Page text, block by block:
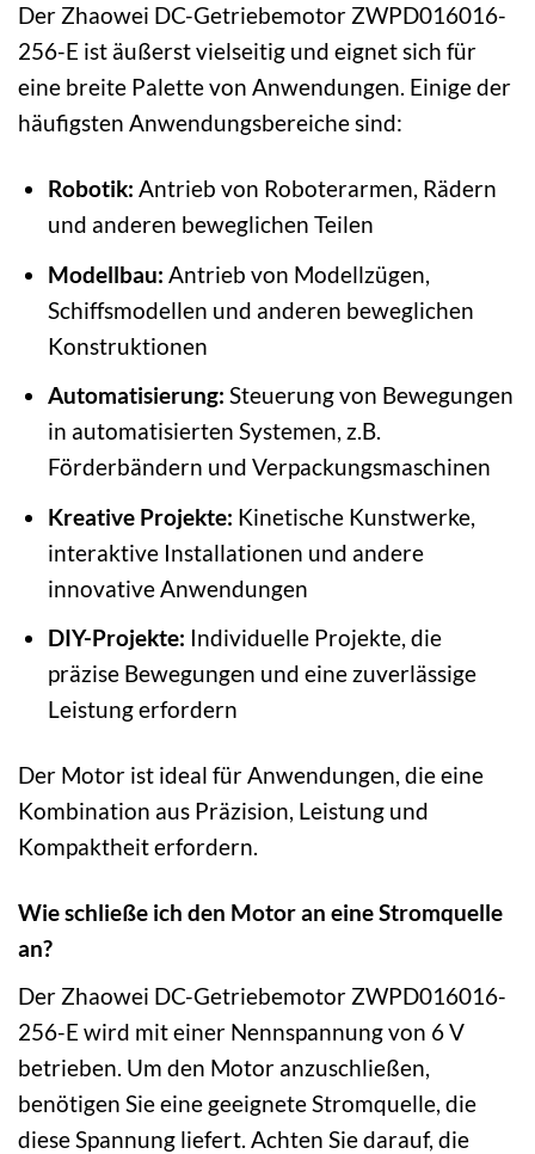
Der Zhaowei DC-Getriebemotor ZWPD016016-
256-E ist äußerst vielseitig und eignet sich für
eine breite Palette von Anwendungen. Einige der
häufigsten Anwendungsbereiche sind:
Robotik: Antrieb von Roboterarmen, Rädern
und anderen beweglichen Teilen
Modellbau: Antrieb von Modellzügen,
Schiffsmodellen und anderen beweglichen
Konstruktionen
Automatisierung: Steuerung von Bewegungen
in automatisierten Systemen, z.B.
Förderbändern und Verpackungsmaschinen
Kreative Projekte: Kinetische Kunstwerke,
interaktive Installationen und andere
innovative Anwendungen
DIY-Projekte: Individuelle Projekte, die
präzise Bewegungen und eine zuverlässige
Leistung erfordern
Der Motor ist ideal für Anwendungen, die eine
Kombination aus Präzision, Leistung und
Kompaktheit erfordern.
Wie schließe ich den Motor an eine Stromquelle
an?
Der Zhaowei DC-Getriebemotor ZWPD016016-
256-E wird mit einer Nennspannung von 6 V
betrieben. Um den Motor anzuschließen,
benötigen Sie eine geeignete Stromquelle, die
diese Spannung liefert. Achten Sie darauf, die